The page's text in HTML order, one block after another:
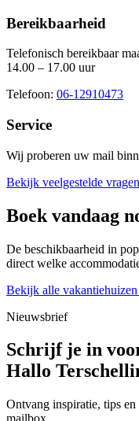
Bereikbaarheid
Telefonisch bereikbaar
14.00 – 17.00 uur
Telefoon: 06-12910473
Service
Wij proberen uw mail
Bekijk veelgestelde
Boek vandaag
De beschikbaarheid in
direct welke
Bekijk alle vakantiehuizen
Nieuwsbrief
Schrijf je in
Hallo
Ontvang inspiratie, tips